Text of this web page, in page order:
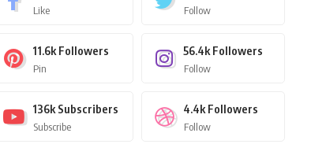
Like Follow
11.6k Followers
Pin
56.4k Followers
Follow
136k Subscribers
Subscribe
4.4k Followers
Follow